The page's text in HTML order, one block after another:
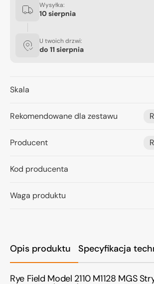
Opis produktu Specyfikacja
Rye Field Model 2110 M1128 MGS
Wysyłka:
10 sierpnia
U twoich drzwi:
do 11 sierpnia
Skala
Rekomendowane dla zestawu
Producent
Kod producenta
Waga produktu